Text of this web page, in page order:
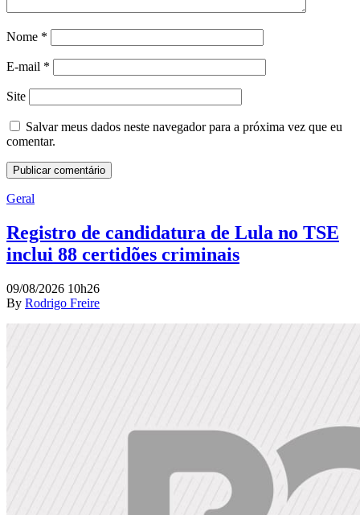
Nome *
E-mail *
Site
Salvar meus dados neste navegador para a próxima vez que eu
comentar.
Geral
Registro de candidatura de Lula no TSE
inclui 88 certidões criminais
09/08/2026 10h26
By Rodrigo Freire